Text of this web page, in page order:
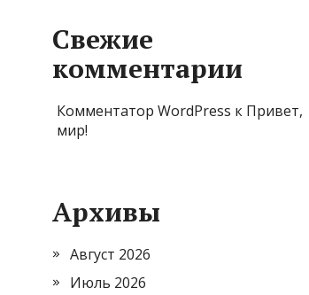
Свежие
комментарии
Комментатор WordPress к Привет,
мир!
Архивы
Август 2026
Июль 2026